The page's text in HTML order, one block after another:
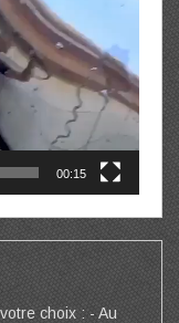
00:15
choix : - Au